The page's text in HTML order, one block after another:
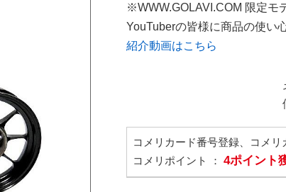
※WWW.GOLAVI.COM 限定モ
YouTuberの皆様に商品の使い
紹介動画はこちら
コメリカード番号登録、コメ
コメリポイント ： 4ポイント